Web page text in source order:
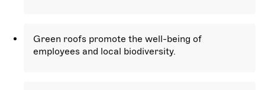
Green roofs promote the well-being of
employees and local biodiversity.